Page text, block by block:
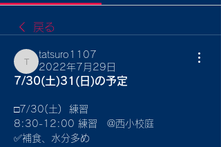
戻る
tatsuro1107
tatsuro1107
2022年7月29日
7/30(土)31(日)の予定
□7/30(土)  練習
8:30-12:00 練習　@西小校庭
✅補食、水分多め